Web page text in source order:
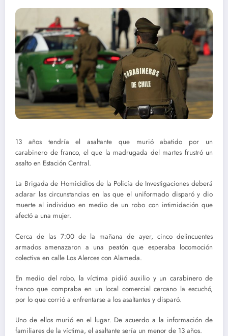
13 años tendría el asaltante que murió abatido por un
carabinero de franco, el que la madrugada del martes frustró un
asalto en Estación Central.
La Brigada de Homicidios de la Policía de Investigaciones deberá
aclarar las circunstancias en las que el uniformado disparó y dio
muerte al individuo en medio de un robo con intimidación que
afectó a una mujer.
Cerca de las 7:00 de la mañana de ayer, cinco delincuentes
armados amenazaron a una peatón que esperaba locomoción
colectiva en calle Los Alerces con Alameda.
En medio del robo, la víctima pidió auxilio y un carabinero de
franco que compraba en un local comercial cercano la escuchó,
por lo que corrió a enfrentarse a los asaltantes y disparó.
Uno de ellos murió en el lugar. De acuerdo a la información de
familiares de la víctima, el asaltante sería un menor de 13 años.